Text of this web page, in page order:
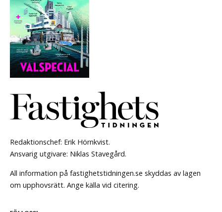
Redaktionschef: Erik Hörnkvist.
Ansvarig utgivare: Niklas Stavegård.
All information på fastighetstidningen.se skyddas av lagen
om upphovsrätt. Ange källa vid citering.